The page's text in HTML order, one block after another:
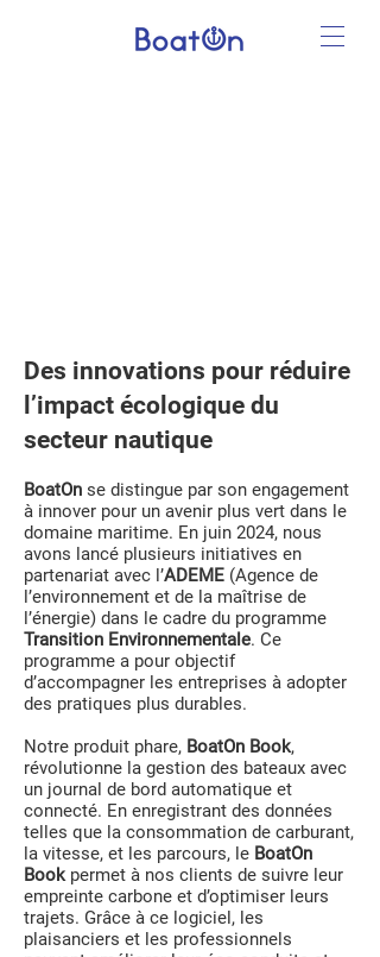
Des innovations pour réduire
l’impact écologique du
secteur nautique
BoatOn se distingue par son engagement
à innover pour un avenir plus vert dans le
domaine maritime. En juin 2024, nous
avons lancé plusieurs initiatives en
partenariat avec l’ADEME (Agence de
l’environnement et de la maîtrise de
l’énergie) dans le cadre du programme
Transition Environnementale. Ce
programme a pour objectif
d’accompagner les entreprises à adopter
des pratiques plus durables.
Notre produit phare, BoatOn Book,
révolutionne la gestion des bateaux avec
un journal de bord automatique et
connecté. En enregistrant des données
telles que la consommation de carburant,
la vitesse, et les parcours, le BoatOn
Bookpermet à nos clients de suivre leur
empreinte carbone et d’optimiser leurs
trajets. Grâce à ce logiciel, les
plaisanciers et les professionnels